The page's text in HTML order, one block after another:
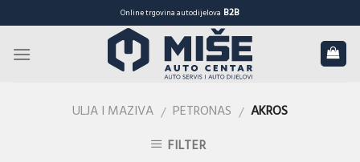
to
content
Online trgovina autodijelova B2B
ULJA I MAZIVA / PETRONAS / AKROS
FILTER